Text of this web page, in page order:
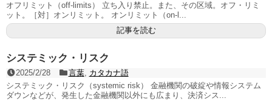
オフリミット（off-limits） 立ち入り禁止。また、その区域。オフ・リミ
ット。［対］オンリミット。 オンリミット（on-l...
記事を読む
システミック・リスク
2025/2/28 言葉, カタカナ語
システミック・リスク（systemic risk） 金融機関の破綻や情報システム
ダウンなどが、発生した金融機関以外にも広まり、決済シス...